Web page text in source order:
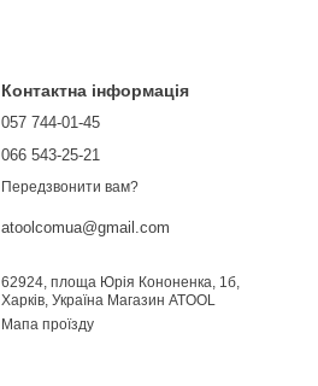
Контактна інформація
057 744-01-45
066 543-25-21
Передзвонити вам?
atoolcomua@gmail.com
62924, площа Юрія Кононенка, 1б,
Харків, Україна Магазин ATOOL
Мапа проїзду